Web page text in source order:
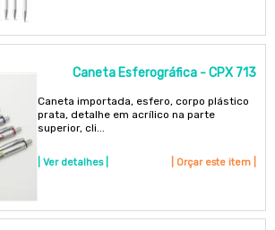
Caneta Esferográfica - CPX 713
Caneta importada, esfero, corpo plástico
prata, detalhe em acrílico na parte
superior, cli...
| Ver detalhes | | Orçar este item |